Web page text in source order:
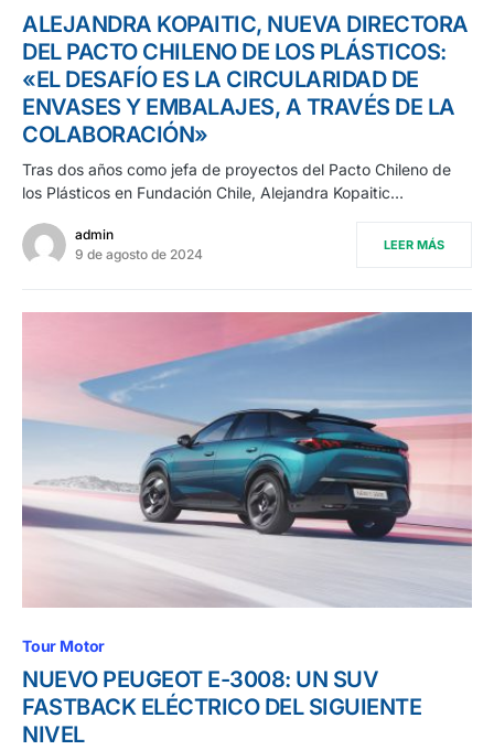
ALEJANDRA KOPAITIC, NUEVA DIRECTORA
DEL PACTO CHILENO DE LOS PLÁSTICOS:
«EL DESAFÍO ES LA CIRCULARIDAD DE
ENVASES Y EMBALAJES, A TRAVÉS DE LA
COLABORACIÓN»
Tras dos años como jefa de proyectos del Pacto Chileno de
los Plásticos en Fundación Chile, Alejandra Kopaitic…
admin
9 de agosto de 2024
LEER MÁS
Tour Motor
NUEVO PEUGEOT E-3008: UN SUV
FASTBACK ELÉCTRICO DEL SIGUIENTE
NIVEL